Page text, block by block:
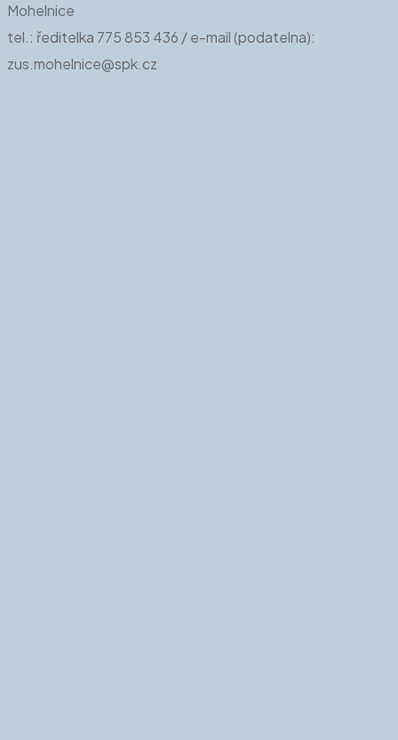
Mohelnice
tel.: ředitelka 775 853 436 / e-mail (podatelna):
zus.mohelnice@spk.cz